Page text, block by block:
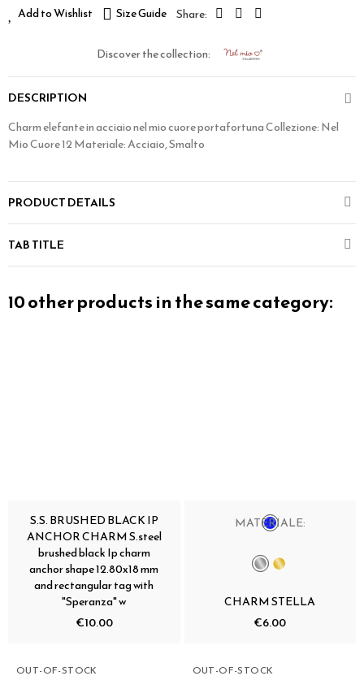
Add to Wishlist Size Guide
Discover the collection:
DESCRIPTION
Charm elefante in acciaio nel mio cuore portafortuna Collezione: Nel
Mio Cuore 12 Materiale: Acciaio, Smalto
PRODUCT DETAILS
TAB TITLE
10 other products in the same category:
S.S. BRUSHED BLACK IP
ANCHOR CHARM S.steel
brushed black Ip charm
anchor shape 12.80x18 mm
and rectangular tag with
"Speranza" w
€10.00
MATERIALE:
CHARM STELLA
€6.00
OUT-OF-STOCK OUT-OF-STOCK